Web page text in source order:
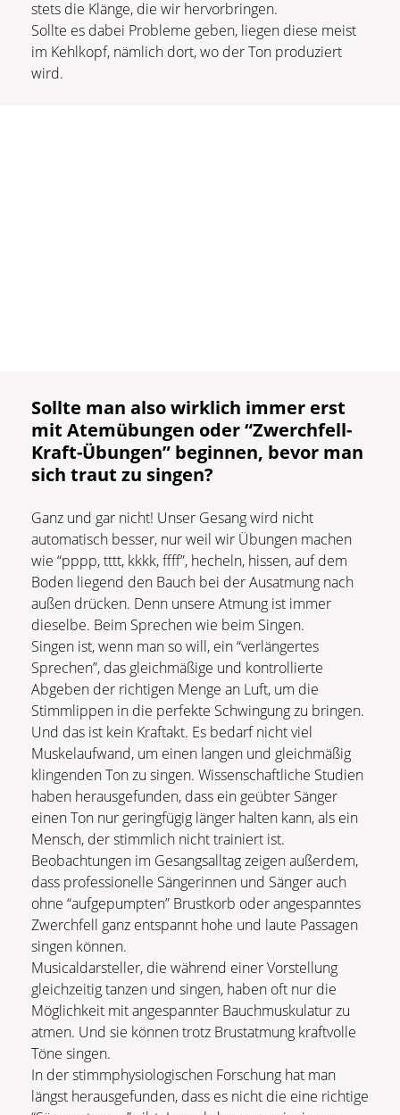
stets die Klänge, die wir hervorbringen.
Sollte es dabei Probleme geben, liegen diese meist
im Kehlkopf, nämlich dort, wo der Ton produziert
wird.
Sollte man also wirklich immer erst
mit Atemübungen oder “Zwerchfell-
Kraft-Übungen” beginnen, bevor man
sich traut zu singen?
Ganz und gar nicht! Unser Gesang wird nicht
automatisch besser, nur weil wir Übungen machen
wie “pppp, tttt, kkkk, ffff”, hecheln, hissen, auf dem
Boden liegend den Bauch bei der Ausatmung nach
außen drücken. Denn unsere Atmung ist immer
dieselbe. Beim Sprechen wie beim Singen.
Singen ist, wenn man so will, ein “verlängertes
Sprechen”, das gleichmäßige und kontrollierte
Abgeben der richtigen Menge an Luft, um die
Stimmlippen in die perfekte Schwingung zu bringen.
Und das ist kein Kraftakt. Es bedarf nicht viel
Muskelaufwand, um einen langen und gleichmäßig
klingenden Ton zu singen. Wissenschaftliche Studien
haben herausgefunden, dass ein geübter Sänger
einen Ton nur geringfügig länger halten kann, als ein
Mensch, der stimmlich nicht trainiert ist.
Beobachtungen im Gesangsalltag zeigen außerdem,
dass professionelle Sängerinnen und Sänger auch
ohne “aufgepumpten” Brustkorb oder angespanntes
Zwerchfell ganz entspannt hohe und laute Passagen
singen können.
Musicaldarsteller, die während einer Vorstellung
gleichzeitig tanzen und singen, haben oft nur die
Möglichkeit mit angespannter Bauchmuskulatur zu
atmen. Und sie können trotz Brustatmung kraftvolle
Töne singen.
In der stimmphysiologischen Forschung hat man
längst herausgefunden, dass es nicht die eine richtige